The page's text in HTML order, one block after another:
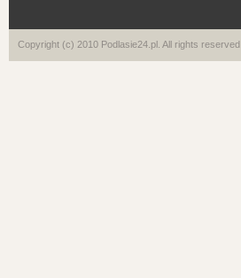
Copyright (c) 2010 Podlasie24.pl. All rights reserved